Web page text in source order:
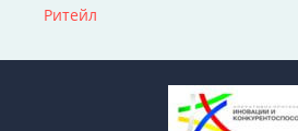
Ритейл